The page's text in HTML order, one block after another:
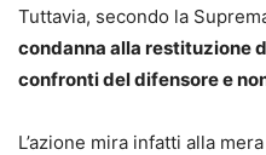
Tuttavia, secondo la
condanna alla restituzione
confronti del difensore e
L’azione mira infatti alla